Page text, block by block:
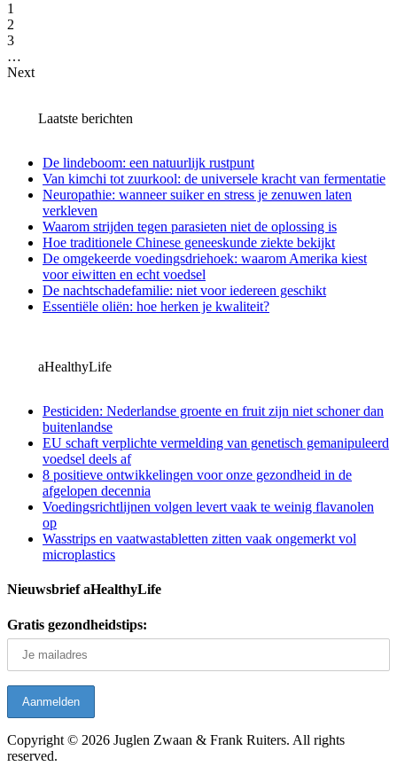
1
2
3
…
Next
Laatste berichten
De lindeboom: een natuurlijk rustpunt
Van kimchi tot zuurkool: de universele kracht van fermentatie
Neuropathie: wanneer suiker en stress je zenuwen laten
verkleven
Waarom strijden tegen parasieten niet de oplossing is
Hoe traditionele Chinese geneeskunde ziekte bekijkt
De omgekeerde voedingsdriehoek: waarom Amerika kiest
voor eiwitten en echt voedsel
De nachtschadefamilie: niet voor iedereen geschikt
Essentiële oliën: hoe herken je kwaliteit?
aHealthyLife
Pesticiden: Nederlandse groente en fruit zijn niet schoner dan
buitenlandse
EU schaft verplichte vermelding van genetisch gemanipuleerd
voedsel deels af
8 positieve ontwikkelingen voor onze gezondheid in de
afgelopen decennia
Voedingsrichtlijnen volgen levert vaak te weinig flavanolen
op
Wasstrips en vaatwastabletten zitten vaak ongemerkt vol
microplastics
Nieuwsbrief aHealthyLife
Gratis gezondheidstips:
Copyright © 2026 Juglen Zwaan & Frank Ruiters. All rights
reserved.